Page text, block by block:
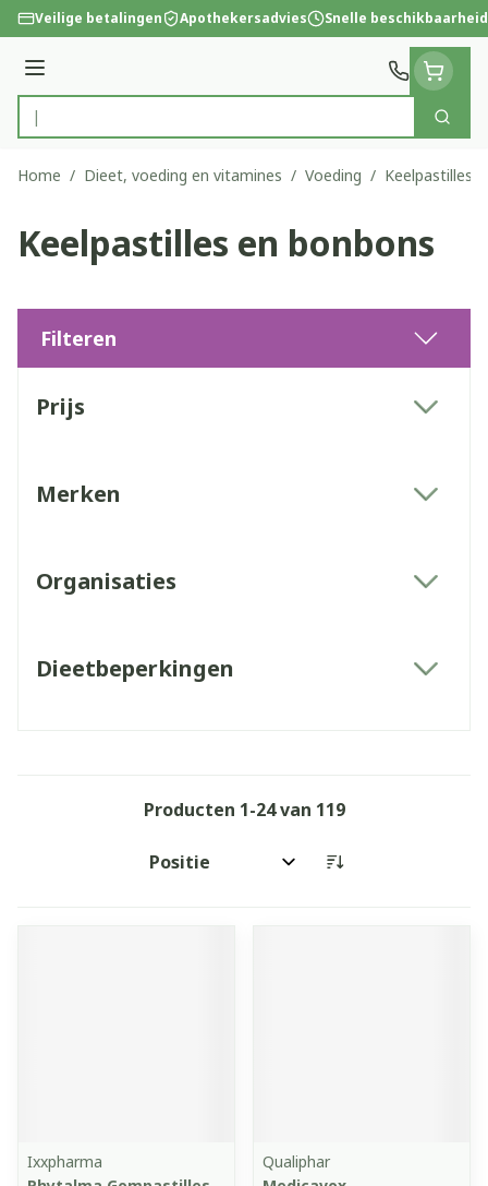
Ga naar de inhoud
Veilige betalingen Apothekersadvies Snelle beschikbaarheid
Menu
Product, merk, categorie...
Zoek
Home / Dieet, voeding en vitamines / Voeding / Keelpastilles
Keelpastilles en bonbons
Filteren
Prijs
Merken
Organisaties
Dieetbeperkingen
Producten 1-24van 119
Sorteer op:
Ixxpharma
Qualiphar